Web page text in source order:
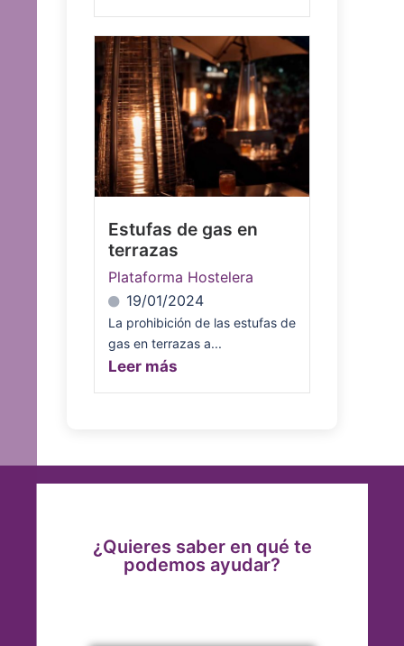
Estufas de gas en
terrazas
Plataforma Hostelera
19/01/2024
La prohibición de las estufas de
gas en terrazas a...
Leer más
¿Quieres saber en qué te
podemos ayudar?